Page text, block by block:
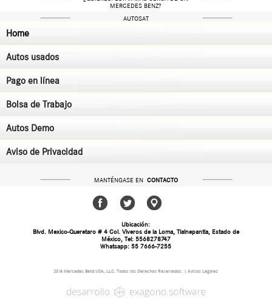
MERCEDES BENZ?
AUTOSAT
Home
Autos usados
Pago en línea
Bolsa de Trabajo
Autos Demo
Aviso de Privacidad
MANTÉNGASE ENCONTACTO
Ubicación:
Blvd. Mexico-Queretaro # 4 Col. Viveros de la Loma, Tlalnepantla, Estado de
México, Tel: 5568278747
Whatsapp: 55 7666-7255
2016 Mercedes Benz USA, LLC. Todos los Derechos Reservados. | Avisos Legales